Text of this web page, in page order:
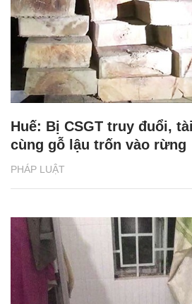
PHÁP LUẬT
Huế: Bị CSGT truy đuổi,
cùng gỗ lậu trốn vào rừng